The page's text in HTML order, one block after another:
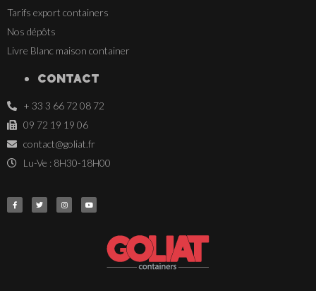
Tarifs export containers
Nos dépôts
Livre Blanc maison container
CONTACT
+ 33 3 66 72 08 72
09 72 19 19 06
contact@goliat.fr
Lu-Ve : 8H30-18H00